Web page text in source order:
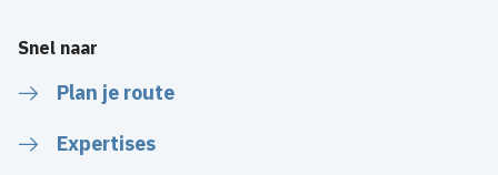
Snel naar
Plan je route
Expertises